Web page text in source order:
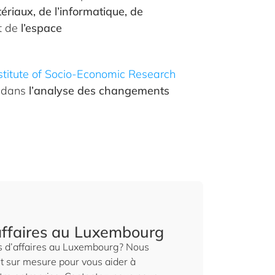
de l’informatique, de
de l’espace
of Socio-Economic Research
l’analyse des changements
au Luxembourg
au Luxembourg? Nous
sur mesure pour vous aider à